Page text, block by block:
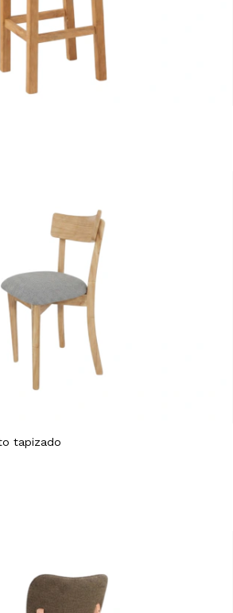
tapizado